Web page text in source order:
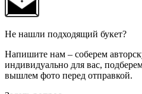
Не нашли подходящий букет?
Напишите нам – соберем
индивидуально для вас,
вышлем фото перед отправкой.